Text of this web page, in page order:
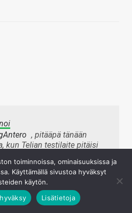
, pitääpä tänään
kun Telian testilaite pitäisi
yksilössä näyttää olevan "TCL
väärässä ole. Puhelin on
toiminnoissa, ominaisuuksissa ja
Käyttämällä sivustoa hyväksyt
käytön.
Lisätietoja